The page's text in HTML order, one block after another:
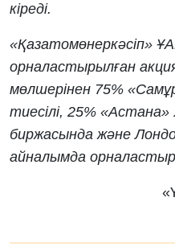
кіреді.
«Қазатомөнеркәсіп»
орналастырылған
мөлшерінен 75%
тиесілі, 25%
биржасында және
айналымда